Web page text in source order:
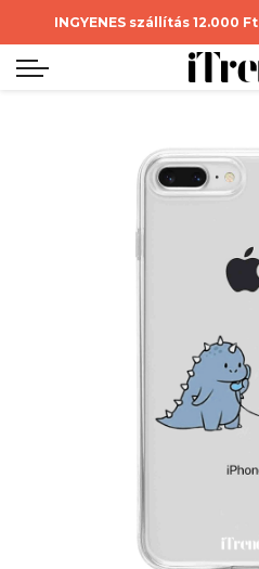
INGYENES szállítás 12.000